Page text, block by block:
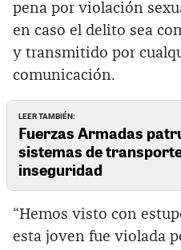
pena por violación
en caso el delito sea
y transmitido por
comunicación.
LEER TAMBIÉN:
Fuerzas Armadas
sistemas de
inseguridad
“Hemos visto con
esta joven fue violada